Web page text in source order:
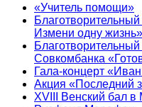
«Учитель помощи»
Измени одну жизнь»
Благотворительный
Совкомбанка
Гала-концерт
Акция «Последний
XVIII Венский бал в